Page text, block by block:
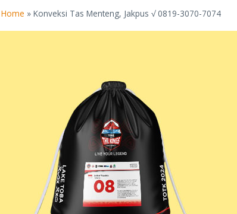
Home » Konveksi Tas Menteng, Jakpus √ 0819-3070-7074